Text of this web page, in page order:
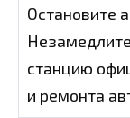
Остановите
станцию
и ремонта